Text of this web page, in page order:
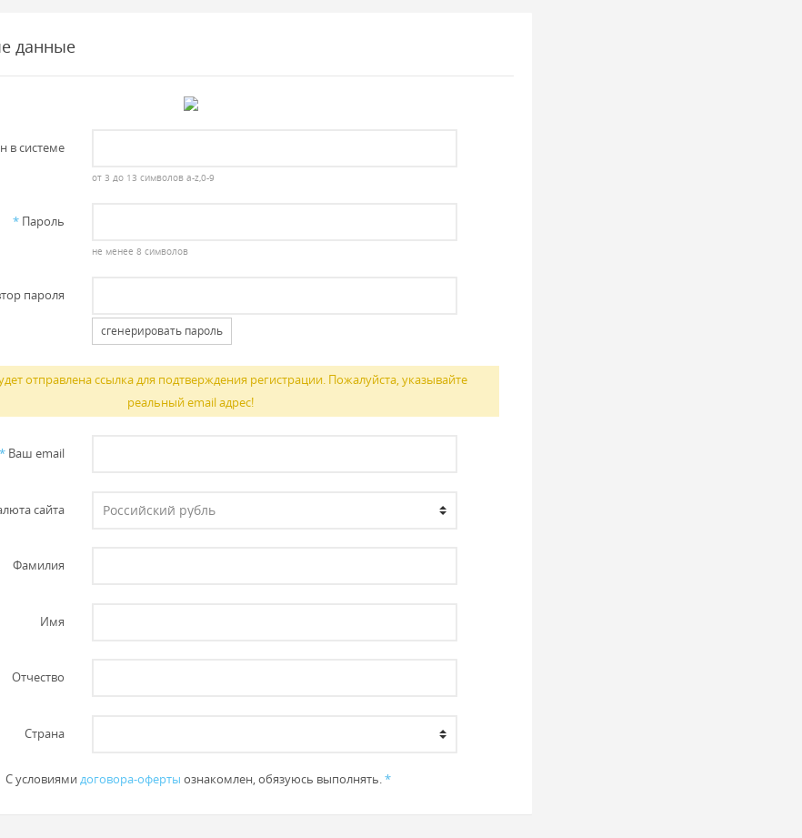
данные
в системе
от 3 до 13 символов a-z,0-9
* Пароль
не менее 8 символов
пароля
сгенерировать пароль
отправлена ссылка для подтверждения регистрации. Пожалуйста, указывайте
реальный email адрес!
* Ваш email
сайта
Фамилия
Имя
Отчество
Страна
С условиями договора-оферты ознакомлен, обязуюсь выполнять.*